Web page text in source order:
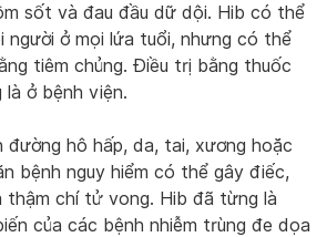
sốt và đau đầu dữ dội. Hib có thể
người ở mọi lứa tuổi, nhưng có thể
tiêm chủng. Điều trị bằng thuốc
là ở bệnh viện.
đường hô hấp, da, tai, xương hoặc
bệnh nguy hiểm có thể gây điếc,
chí tử vong. Hib đã từng là
của các bệnh nhiễm trùng đe dọa